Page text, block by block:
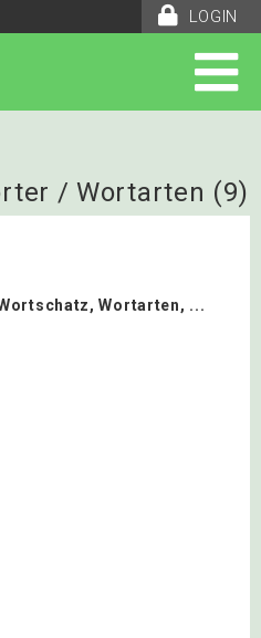
LOGIN
/ Wortarten (9)
Wortarten, ...